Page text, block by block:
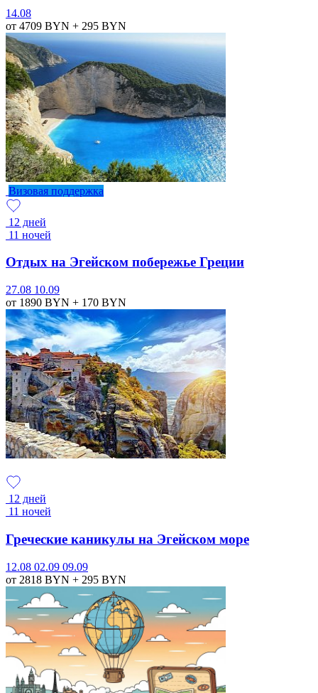
14.08
от 4709 BYN + 295 BYN
Визовая поддержка
12 дней
11 ночей
Отдых на Эгейском побережье Греции
27.08 10.09
от 1890 BYN + 170 BYN
12 дней
11 ночей
Греческие каникулы на Эгейском море
12.08 02.09 09.09
от 2818 BYN + 295 BYN